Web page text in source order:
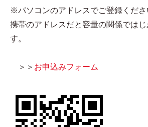
※パソコンのアドレスでご登録くださ
携帯のアドレスだと容量の関係では
す。
＞＞ お申込みフォーム